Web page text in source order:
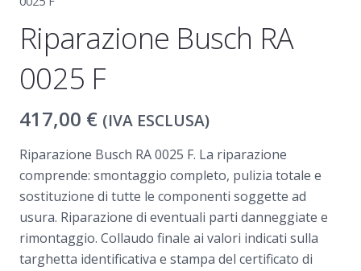
Riparazione Busch RA
0025 F
417,00 € (IVA ESCLUSA)
Riparazione Busch RA 0025 F. La riparazione
comprende: smontaggio completo, pulizia totale e
sostituzione di tutte le componenti soggette ad
usura. Riparazione di eventuali parti danneggiate e
rimontaggio. Collaudo finale ai valori indicati sulla
targhetta identificativa e stampa del certificato di